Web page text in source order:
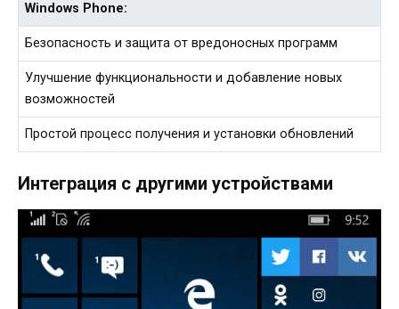
Windows Phone:
Безопасность и защита от вредоносных программ
Улучшение функциональности и добавление новых
возможностей
Простой процесс получения и установки обновлений
Интеграция с другими устройствами